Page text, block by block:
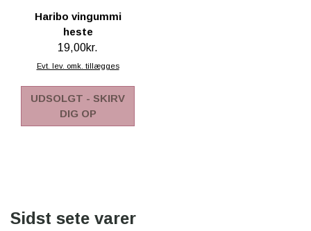
Haribo vingummi
heste
19,00kr.
Evt. lev. omk. tillægges
UDSOLGT - SKIRV
DIG OP
Sidst sete varer